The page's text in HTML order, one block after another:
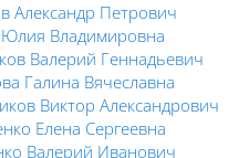
Александр Петрович
Юлия Владимировна
Валерий Геннадьевич
Галина Вячеславна
Виктор Александрович
Елена Сергеевна
Валерий Иванович